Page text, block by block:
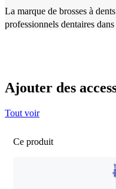
La marque de brosses à
professionnels dentaires
Ajouter des
Tout voir
Ce produit